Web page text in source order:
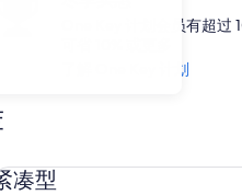
One Key 计划会员有超过
了解 One Key 计划
凑型
凑型 Ford Focus